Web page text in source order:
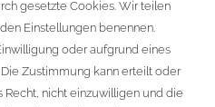
gesetzte Cookies. Wir teilen
Einstellungen benennen.
oder aufgrund eines
Zustimmung kann erteilt oder
nicht einzuwilligen und die